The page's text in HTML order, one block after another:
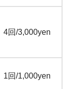
4回/3,000yen
1回/1,000yen